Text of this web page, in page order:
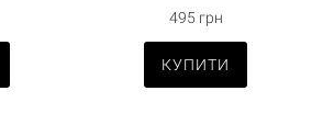
495 грн
КУПИТИ